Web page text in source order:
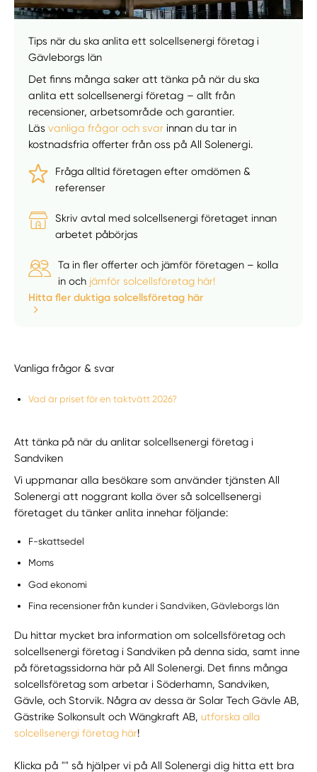
Manuellt Få hjälp
Välj tillvägagångssätt
Tips när du ska anlita ett solcellsenergi företag i
Gävleborgs län
Det finns många saker att tänka på när du ska
anlita ett solcellsenergi företag – allt från
recensioner, arbetsområde och garantier.
Läsvanliga frågor och svar innan du tar in
kostnadsfria offerter från oss på All Solenergi.
Fråga alltid företagen efter omdömen &
referenser
Skriv avtal med solcellsenergi företaget innan
arbetet påbörjas
Ta in fler offerter och jämför företagen – kolla
in och jämför solcellsföretag här!
Hitta fler duktiga solcellsföretag här
Vanliga frågor & svar
Vad är priset för en taktvätt 2026?
Att tänka på när du anlitar solcellsenergi företag i
Sandviken
Vi uppmanar alla besökare som använder tjänsten All
Solenergi att noggrant kolla över så solcellsenergi
företaget du tänker anlita innehar följande:
F-skattsedel
Moms
God ekonomi
Fina recensioner från kunder i Sandviken, Gävleborgs län
Du hittar mycket bra information om solcellsföretag och
solcellsenergi företag i Sandviken på denna sida, samt inne
på företagssidorna här på All Solenergi. Det finns många
solcellsföretag som arbetar i Söderhamn, Sandviken,
Gävle, och Storvik. Några av dessa är Solar Tech Gävle AB,
Gästrike Solkonsult och Wängkraft AB,utforska alla
solcellsenergi företag här!
Klicka på "" så hjälper vi på All Solenergi dig hitta ett bra